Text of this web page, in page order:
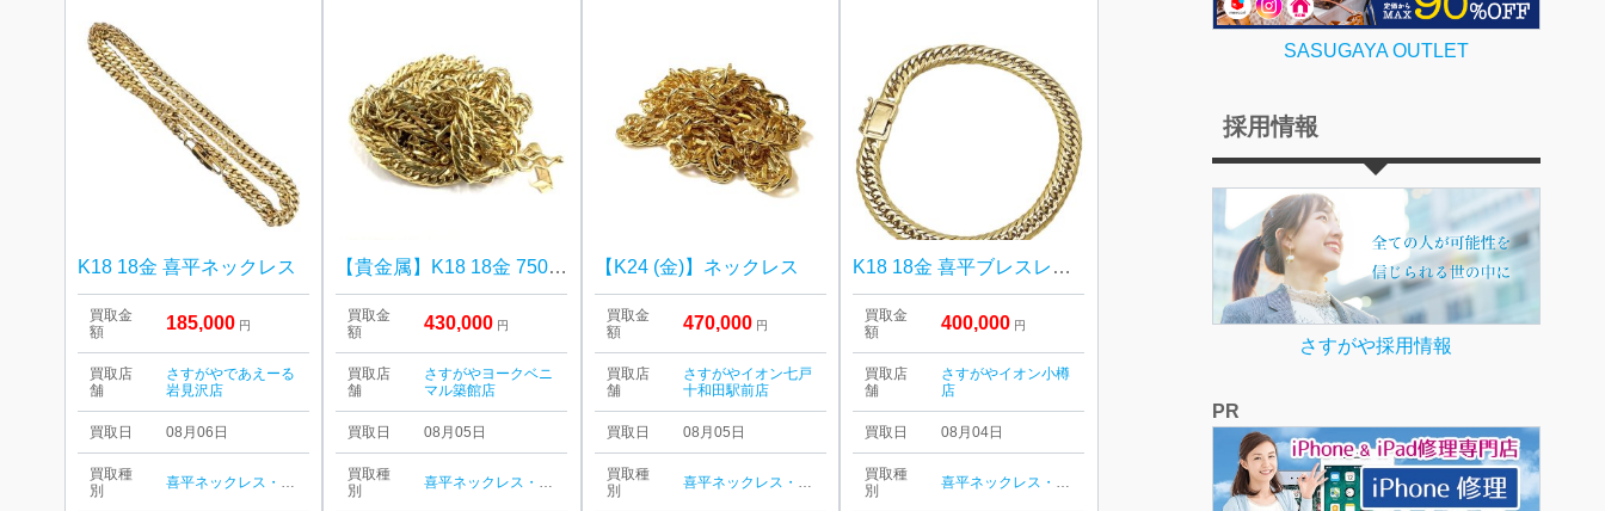
K18 18金 喜平ネックレス
買取金
額
185,000 円
買取店
舗
さすがやであえーる
岩見沢店
買取日 08月06日
買取種
別
喜平ネックレス・ブレスレット
【貴金属】K18 18金 750 ネックレス ジュエリー アクセサリー
買取金
額
430,000 円
買取店
舗
さすがやヨークベニ
マル築館店
買取日 08月05日
買取種
別
喜平ネックレス・ブレスレット
【K24 (金)】ネックレス
買取金
額
470,000 円
買取店
舗
さすがやイオン七戸
十和田駅前店
買取日 08月05日
買取種
別
喜平ネックレス・ブレスレット
K18 18金 喜平ブレスレット
買取金
額
400,000 円
買取店
舗
さすがやイオン小樽
店
買取日 08月04日
買取種
別
喜平ネックレス・ブレスレット
SASUGAYA OUTLET
採用情報
さすがや採用情報
PR